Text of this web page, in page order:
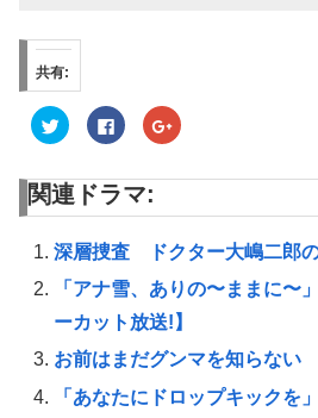
共有:
ク
リ
し
て
T
w
t
t
e
r
共
有
(
新
い
ウ
F
a
b
o
k
共
有
す
る
は
ク
リ
ッ
し
て
ク
リ
し
o
g
l
e
+
共
有
(
新
い
ウ
関連ドラマ:
深層捜査 ドクター大嶋二郎
「アナ雪、ありの〜ままに〜
ーカット放送!】
お前はまだグンマを知らない
「あなたにドロップキックを